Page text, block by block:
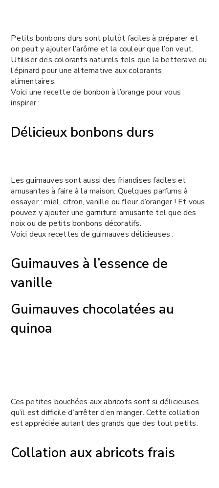
Petits bonbons durs sont plutôt faciles à préparer et
on peut y ajouter l’arôme et la couleur que l’on veut.
Utiliser des colorants naturels tels que la betterave ou
l’épinard pour une alternative aux colorants
alimentaires.
Voici une recette de bonbon à l’orange pour vous
inspirer :
Délicieux bonbons durs
Les guimauves sont aussi des friandises faciles et
amusantes à faire à la maison. Quelques parfums à
essayer : miel, citron, vanille ou fleur d’oranger ! Et vous
pouvez y ajouter une garniture amusante tel que des
noix ou de petits bonbons décoratifs.
Voici deux recettes de guimauves délicieuses :
Guimauves à l’essence de
vanille
Guimauves chocolatées au
quinoa
Ces petites bouchées aux abricots sont si délicieuses
qu’il est difficile d’arrêter d’en manger. Cette collation
est appréciée autant des grands que des tout petits.
Collation aux abricots frais